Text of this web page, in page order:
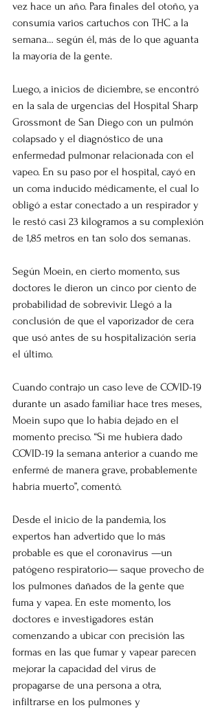
vez hace un año. Para finales del otoño, ya
consumía varios cartuchos con THC a la
semana… según él, más de lo que aguanta
la mayoría de la gente.
Luego, a inicios de diciembre, se encontró
en la sala de urgencias del Hospital Sharp
Grossmont de San Diego con un pulmón
colapsado y el diagnóstico de una
enfermedad pulmonar relacionada con el
vapeo. En su paso por el hospital, cayó en
un coma inducido médicamente, el cual lo
obligó a estar conectado a un respirador y
le restó casi 23 kilogramos a su complexión
de 1,85 metros en tan solo dos semanas.
Según Moein, en cierto momento, sus
doctores le dieron un cinco por ciento de
probabilidad de sobrevivir. Llegó a la
conclusión de que el vaporizador de cera
que usó antes de su hospitalización sería
el último.
Cuando contrajo un caso leve de COVID-19
durante un asado familiar hace tres meses,
Moein supo que lo había dejado en el
momento preciso. “Si me hubiera dado
COVID-19 la semana anterior a cuando me
enfermé de manera grave, probablemente
habría muerto”, comentó.
Desde el inicio de la pandemia, los
expertos han advertido que lo más
probable es que el coronavirus —un
patógeno respiratorio— saque provecho de
los pulmones dañados de la gente que
fuma y vapea. En este momento, los
doctores e investigadores están
comenzando a ubicar con precisión las
formas en las que fumar y vapear parecen
mejorar la capacidad del virus de
propagarse de una persona a otra,
infiltrarse en los pulmones y